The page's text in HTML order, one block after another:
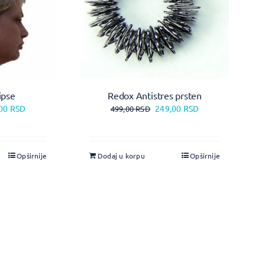
RSD
Opširnije
Redox Antistres prsten
499,00RSD 249,00 RSD
Dodaj u korpu Opširnije